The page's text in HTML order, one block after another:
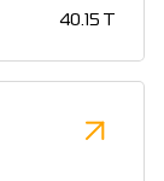
40.15 T